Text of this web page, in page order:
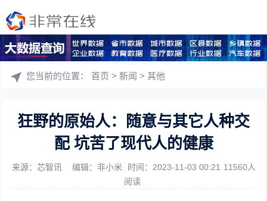
您当前的位置：首页 >新闻 >其他
狂野的原始人：随意与其它人种交
配 坑苦了现代人的健康
来源：芯智讯 编辑：非小米 时间：2023-11-03 00:21 11560人
阅读